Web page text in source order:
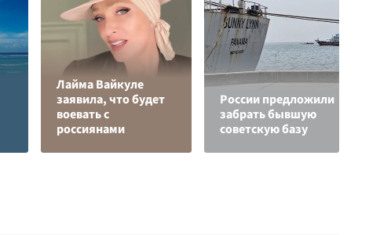
Лайма Вайкуле
заявила, что будет
воевать с
россиянами
России предложили
забрать бывшую
советскую базу